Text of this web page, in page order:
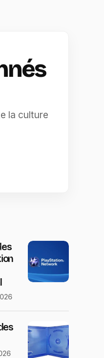
la culture